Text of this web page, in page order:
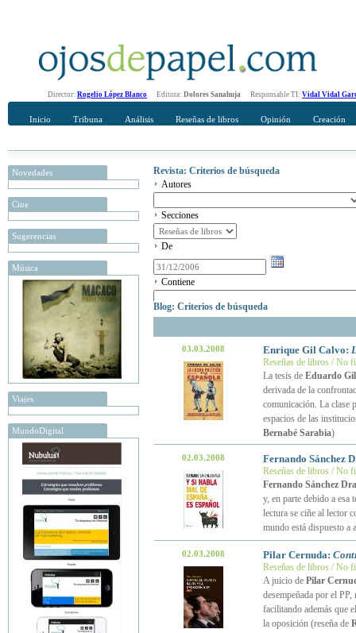
Director: Rogelio López Blanco Editora: Dolores Sanahuja Responsable TI: Vidal Vidal
Inicio Tribuna Análisis Reseñas de libros Opinión Creación
Novedades
Cine
Sugerencias
Música
Viajes
MundoDigital
Revista: Criterios de búsqueda
Autores
Secciones
De
Contiene
Blog: Criterios de búsqueda
03.03.2008 Enrique Gil Calvo:
Reseñas de libros / No
La tesis de Eduardo
derivada de la
comunicación. La clase
espacios de las
Bernabé Sarabia)
02.03.2008 Fernando Sánchez
Reseñas de libros / No
Fernando Sánchez
y, en parte debido a esa
lectura se ciñe al lector
mundo está dispuesto a
02.03.2008 Pilar Cernuda:
Reseñas de libros / No
A juicio de Pilar
desempeñada por el
facilitando además que
la oposición (reseña de